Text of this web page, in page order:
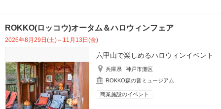
ROKKO(ロッコウ)オータム＆ハロウィンフェア
2026年8月29日(土)～11月13日(金)
六甲山で楽しめるハロウィンイベント
兵庫県
神戸市灘区
ROKKO森の音ミュージアム
商業施設のイベント